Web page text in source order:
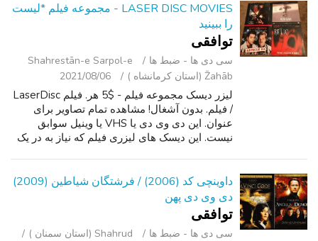
LASER DISC MOVIES - مجموعه فیلم *لیست
را ببینید
توافقی
سی ‌دی ‌ها - ضبط‌ ها
Shahrestān-e Sarpol-e
Z̄ahāb (استان کرمانشاه )
2021/08/06
لیزر دیسک مجموعه فیلم - $5 هر. فیلم LaserDisc
/ فیلم. بدون آشغال! مشاهده تمام تصاویر برای
عنوان. این دی وی دی یا VHS یا وینیل سوابق
نیست. این دیسک های لیزری فیلم که نیاز به در یک
داوینچی کد (2006) / فرشتگان شیاطین (2009)
دی وی دی پهن
توافقی
سی ‌دی ‌ها - ضبط‌ ها
Shahrud (استان سمنان )